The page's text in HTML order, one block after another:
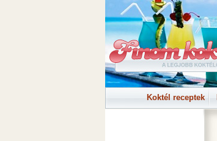
Koktél receptek